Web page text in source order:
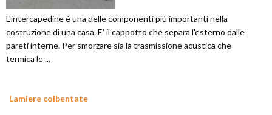
L'intercapedine è una delle componenti più importanti nella
costruzione di una casa. E' il cappotto che separa l'esterno dalle
pareti interne. Per smorzare sia la trasmissione acustica che
termica le ...
Lamiere coibentate